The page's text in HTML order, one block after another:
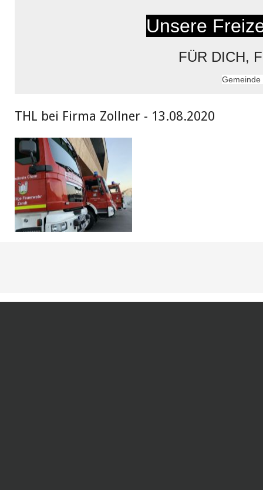
Unsere
FÜR DICH,
THL bei Firma Zollner - 13.08.2020